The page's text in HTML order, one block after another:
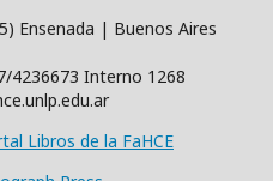
Ensenada | Buenos Aires
4236673 Interno 1268
Libros de la FaHCE